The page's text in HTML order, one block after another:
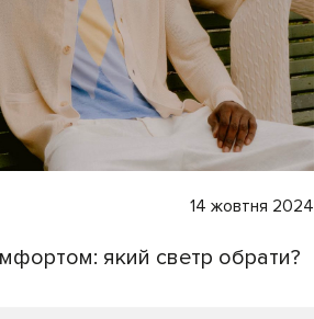
14 жовтня 2024
який светр обрати?